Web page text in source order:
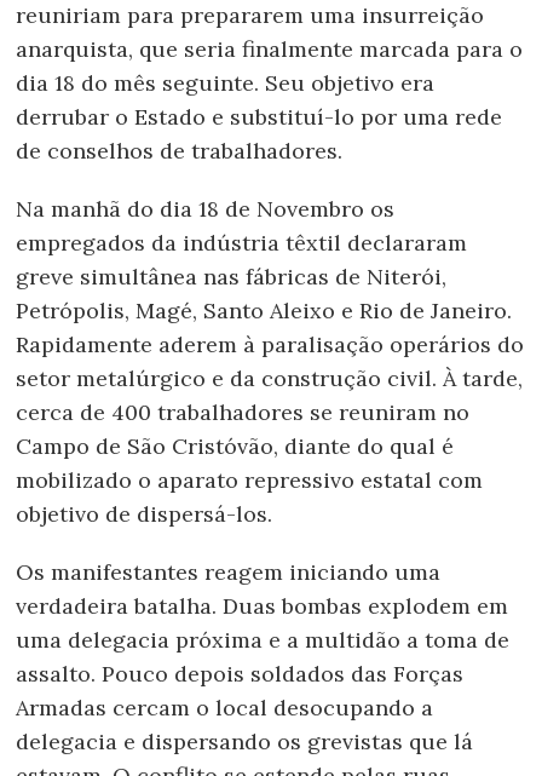
reuniriam para prepararem uma insurreição
anarquista, que seria finalmente marcada para o
dia 18 do mês seguinte. Seu objetivo era
derrubar o Estado e substituí-lo por uma rede
de conselhos de trabalhadores.
Na manhã do dia 18 de Novembro os
empregados da indústria têxtil declararam
greve simultânea nas fábricas de Niterói,
Petrópolis, Magé, Santo Aleixo e Rio de Janeiro.
Rapidamente aderem à paralisação operários do
setor metalúrgico e da construção civil. À tarde,
cerca de 400 trabalhadores se reuniram no
Campo de São Cristóvão, diante do qual é
mobilizado o aparato repressivo estatal com
objetivo de dispersá-los.
Os manifestantes reagem iniciando uma
verdadeira batalha. Duas bombas explodem em
uma delegacia próxima e a multidão a toma de
assalto. Pouco depois soldados das Forças
Armadas cercam o local desocupando a
delegacia e dispersando os grevistas que lá